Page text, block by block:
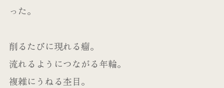
った。
削るたびに現れる瘤。
流れるようにつながる年輪。
複雑にうねる杢目。